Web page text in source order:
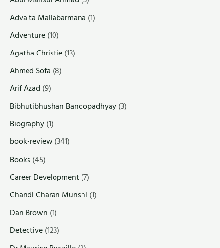
Advaita Mallabarmana (1)
Adventure(10)
Agatha Christie(13)
Ahmed Sofa (8)
Arif Azad (9)
Bibhutibhushan Bandopadhyay(3)
Biography(1)
book-review(341)
Books (45)
Career Development(7)
Chandi Charan Munshi (1)
Dan Brown (1)
Detective(123)